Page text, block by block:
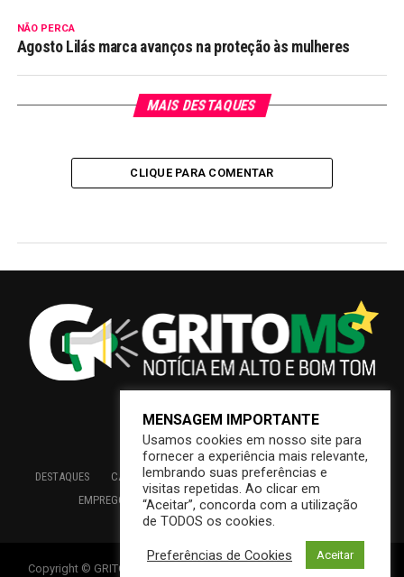
NÃO PERCA
Agosto Lilás marca avanços na proteção às mulheres
MAIS DESTAQUES
CLIQUE PARA COMENTAR
DESTAQUES CAMPO GRANDE BRASIL SAÚDE
ECONOMIA
EMPREGO
EDUCAÇÃO INTERIOR PREFEITURA
Copyright © GRITOMS | Mantido por INDIOWEB – Soluções Online –
MENSAGEM IMPORTANTE
Usamos cookies em nosso site para
fornecer a experiência mais relevante,
lembrando suas preferências e
visitas repetidas. Ao clicar em
“Aceitar”, concorda com a utilização
de TODOS os cookies.
Preferências de Cookies Aceitar